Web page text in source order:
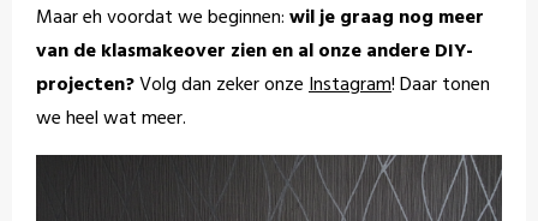
Maar eh voordat we beginnen:wil je graag nog meer
van de klasmakeover zien en al onze andere DIY-
projecten?Volg dan zeker onzeInstagram! Daar tonen
we heel wat meer.